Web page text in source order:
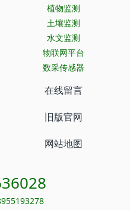
植物监测
土壤监测
水文监测
物联网平台
数采传感器
在线留言
旧版官网
网站地图